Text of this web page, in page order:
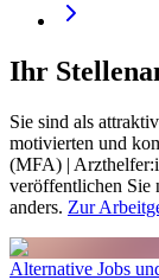
Ihr
Sie sind als
motivierten und
(MFA) |
veröffentlichen Sie
anders. Zur
Alternative Jobs